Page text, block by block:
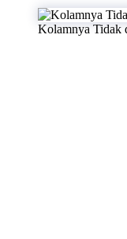
Kolamnya Tidak